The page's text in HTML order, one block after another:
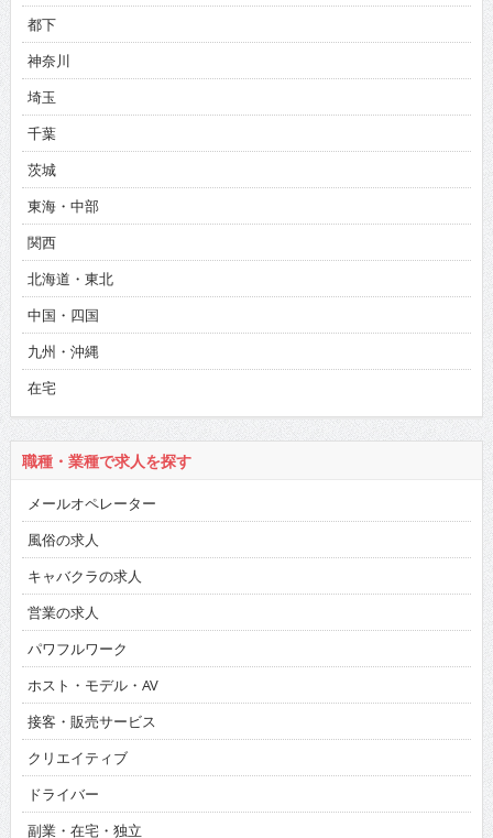
都下
神奈川
埼玉
千葉
茨城
東海・中部
関西
北海道・東北
中国・四国
九州・沖縄
在宅
職種・業種で求人を探す
メールオペレーター
風俗の求人
キャバクラの求人
営業の求人
パワフルワーク
ホスト・モデル・AV
接客・販売サービス
クリエイティブ
ドライバー
副業・在宅・独立